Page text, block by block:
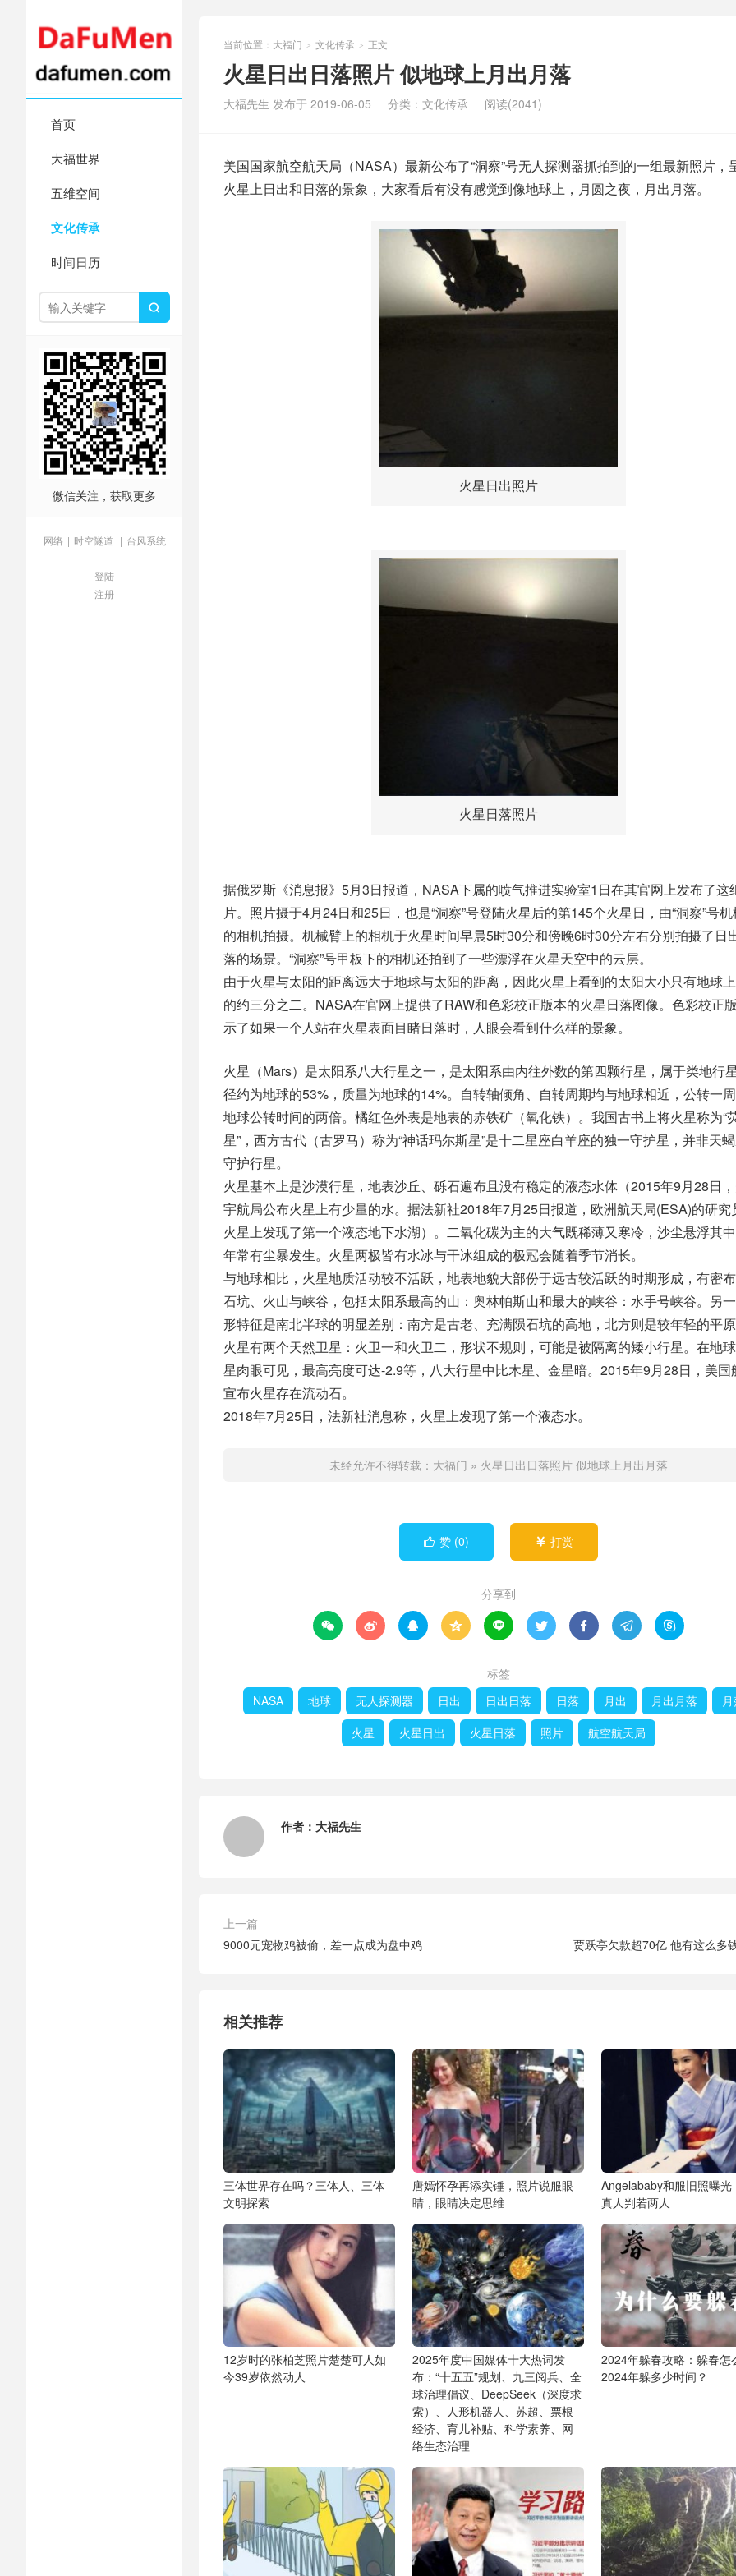
首页
大福世界
五维空间
文化传承
时间日历

微信关注，获取更多
网络 | 时空隧道 | 台风系统
登陆
注册
当前位置： 大福门 > 文化传承 > 正文
火星日出日落照片 似地球上月出月落
大福先生 发布于 2019-06-05 分类： 文化传承 阅读(2041)
美国国家航空航天局（NASA）最新公布了“洞察”号无人探测器抓拍到的一组最新照片，
火星上日出和日落的景象，大家看后有没有感觉到像地球上，月圆之夜，月出月落。
火星日出照片
火星日落照片
据俄罗斯《消息报》5月3日报道，NASA下属的喷气推进实验室1日在其官网上发布了这
片。照片摄于4月24日和25日，也是“洞察”号登陆火星后的第145个火星日，由“洞察”号
的相机拍摄。机械臂上的相机于火星时间早晨5时30分和傍晚6时30分左右分别拍摄了日
落的场景。“洞察”号甲板下的相机还拍到了一些漂浮在火星天空中的云层。
由于火星与太阳的距离远大于地球与太阳的距离，因此火星上看到的太阳大小只有地球
的约三分之二。NASA在官网上提供了RAW和色彩校正版本的火星日落图像。色彩校正
示了如果一个人站在火星表面目睹日落时，人眼会看到什么样的景象。
火星（Mars）是太阳系八大行星之一，是太阳系由内往外数的第四颗行星，属于类地行
径约为地球的53%，质量为地球的14%。自转轴倾角、自转周期均与地球相近，公转一
地球公转时间的两倍。橘红色外表是地表的赤铁矿（氧化铁）。我国古书上将火星称为“
星”，西方古代（古罗马）称为“神话玛尔斯星”是十二星座白羊座的独一守护星，并非天
守护行星。
火星基本上是沙漠行星，地表沙丘、砾石遍布且没有稳定的液态水体（2015年9月28日
宇航局公布火星上有少量的水。据法新社2018年7月25日报道，欧洲航天局(ESA)的研究
火星上发现了第一个液态地下水湖）。二氧化碳为主的大气既稀薄又寒冷，沙尘悬浮其
年常有尘暴发生。火星两极皆有水冰与干冰组成的极冠会随着季节消长。
与地球相比，火星地质活动较不活跃，地表地貌大部份于远古较活跃的时期形成，有密
石坑、火山与峡谷，包括太阳系最高的山：奥林帕斯山和最大的峡谷：水手号峡谷。另
形特征是南北半球的明显差别：南方是古老、充满陨石坑的高地，北方则是较年轻的平
火星有两个天然卫星：火卫一和火卫二，形状不规则，可能是被隔离的矮小行星。在地
星肉眼可见，最高亮度可达-2.9等，八大行星中比木星、金星暗。2015年9月28日，美国
宣布火星存在流动石。
2018年7月25日，法新社消息称，火星上发现了第一个液态水。
未经允许不得转载： 大福门 » 火星日出日落照片 似地球上月出月落
 赞 (0)  打赏
分享到
        
标签
NASA
地球 无人探测器 日出 日出日落 日落 月出 月出月落
火星
火星日出 火星日落 照片 航空航天局
作者： 大福先生
上一篇
9000元宠物鸡被偷，差一点成为盘中鸡
贾跃亭欠款超70亿 他有这么多
相关推荐
三体世界存在吗？三体人、三体
文明探索
唐嫣怀孕再添实锤，照片说服眼
睛，眼睛决定思维
Angelababy和服旧照曝光
真人判若两人
12岁时的张柏芝照片楚楚可人如
今39岁依然动人
2025年度中国媒体十大热词发
布：“十五五”规划、九三阅兵、全
球治理倡议、DeepSeek（深度求
索）、人形机器人、苏超、票根
经济、育儿补贴、科学素养、网
络生态治理
2024年躲春攻略：躲春怎
2024年躲多少时间？